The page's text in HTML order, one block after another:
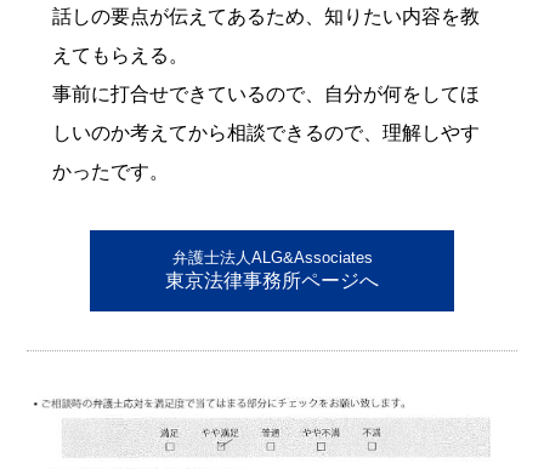
話しの要点が伝えてあるため、知りたい内容を教
えてもらえる。
事前に打合せできているので、自分が何をしてほ
しいのか考えてから相談できるので、理解しやす
かったです。
弁護士法人ALG&Associates
東京法律事務所ページへ